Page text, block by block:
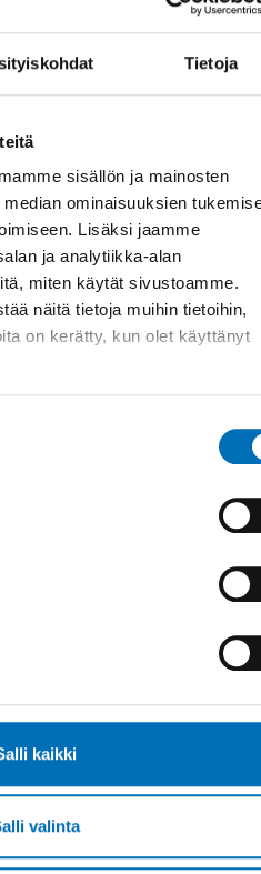
Tietoja
sisällön ja mainosten
ominaisuuksien
Lisäksi jaamme
ja analytiikka-alan
miten käytät sivustoamme.
näitä tietoja muihin tietoihin,
on kerätty, kun olet käyttänyt
kaikki
valinta
”Den segregerade staden”
segregation, om
inkludering. Ta del av
och civilsamhällesfrågors
med unga.
fullständiga programmet
mellan Clearing centralen
mediassa: